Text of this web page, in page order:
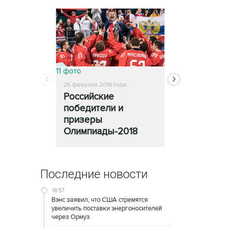
11 фото
26 февраля 2018 года
Российские
победители и
призеры
Олимпиады-2018
13 фото
25 февраля 2018
Последние новости
18:57
Вэнс заявил, что США стремятся
увеличить поставки энергоносителей
через Ормуз